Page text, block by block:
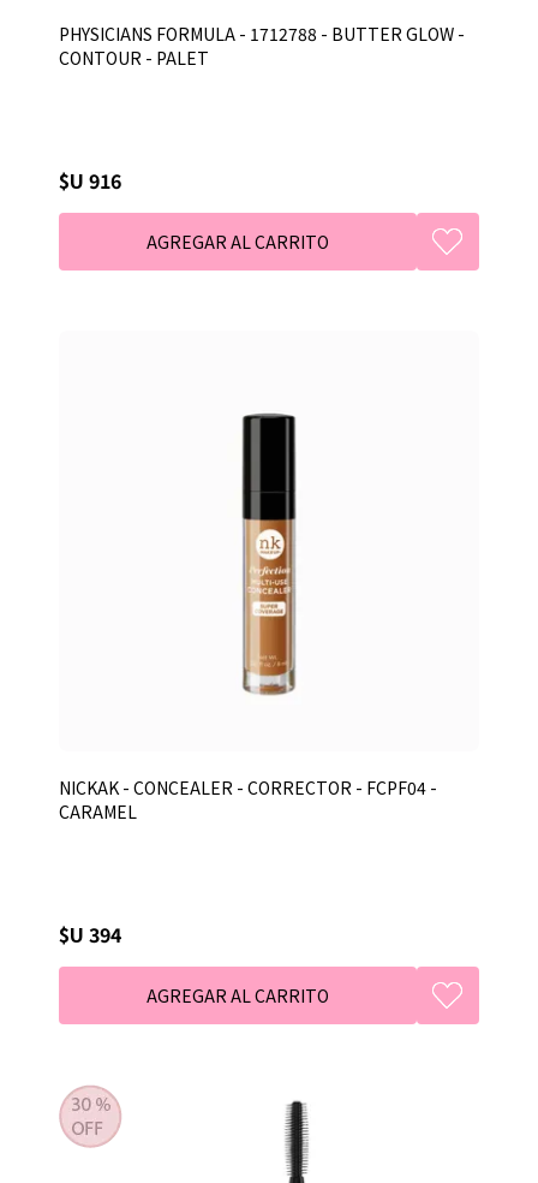
PHYSICIANS FORMULA - 1712788 - BUTTER GLOW -
CONTOUR - PALET
$U 916
NICKAK - CONCEALER - CORRECTOR - FCPF04 -
CARAMEL
$U 394